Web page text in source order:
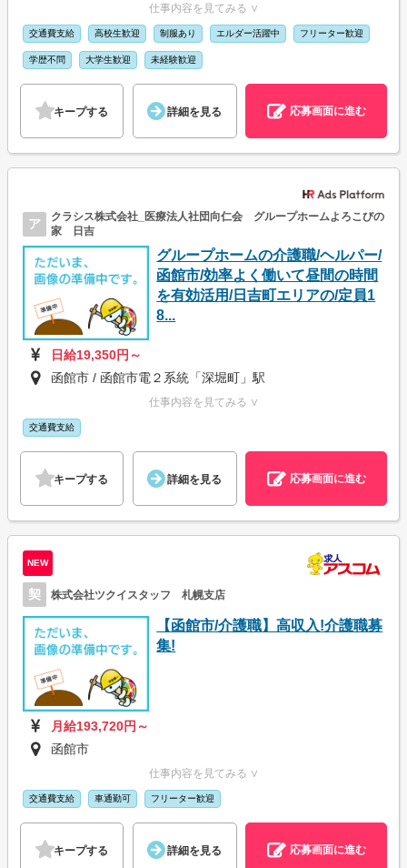
仕事内容を見てみる ∨
交通費支給 高校生歓迎 制服あり エルダー活躍中 フリーター歓迎
学歴不問 大学生歓迎 未経験歓迎
キープする 詳細を見る 応募画面に進む
ア
クラシス株式会社_医療法人社団向仁会 グループホームよろこびの
家 日吉
グループホームの介護職/ヘルパー/
函館市/効率よく働いて昼間の時間
を有効活用/日吉町エリアの/定員1
8...
日給19,350円～
函館市 / 函館市電２系統「深堀町」駅
仕事内容を見てみる ∨
交通費支給
キープする 詳細を見る 応募画面に進む
NEW
契 株式会社ツクイスタッフ 札幌支店
【函館市/介護職】高収入!介護職募
集!
月給193,720円～
函館市
仕事内容を見てみる ∨
交通費支給 車通勤可 フリーター歓迎
キープする 詳細を見る 応募画面に進む